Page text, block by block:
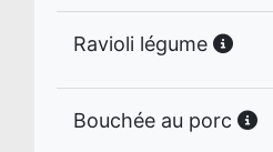
Ravioli légume
Bouchée au porc